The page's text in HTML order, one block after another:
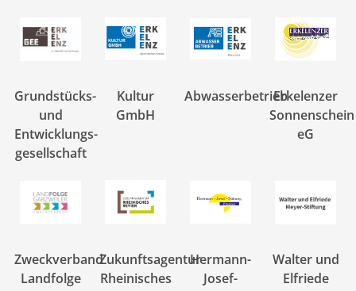
Grundstücks-
und
Entwicklungs-
gesellschaft
Kultur
GmbH
AbwasserbetriebErkelenzer
Sonnenschein
eG
Zweckverband
Landfolge
Zukunftsagentur
Rheinisches
Hermann-
Josef-
Walter und
Elfriede